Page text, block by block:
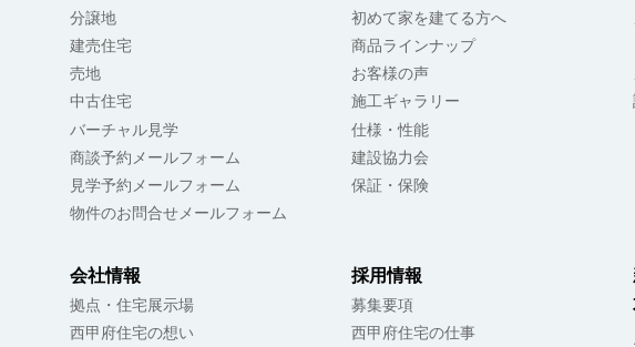
分譲地
建売住宅
売地
中古住宅
バーチャル見学
商談予約メールフォーム
見学予約メールフォーム
物件のお問合せメールフォーム
初めて家を建てる方へ
商品ラインナップ
お客様の声
施工ギャラリー
仕様・性能
建設協力会
保証・保険
会社情報
拠点・住宅展示場
西甲府住宅の想い
採用情報
募集要項
西甲府住宅の仕事